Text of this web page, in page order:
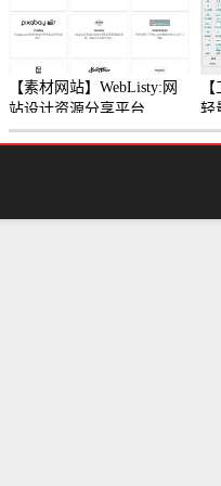
【素材网站】WebListy:网
站设计资源分享平台
轻